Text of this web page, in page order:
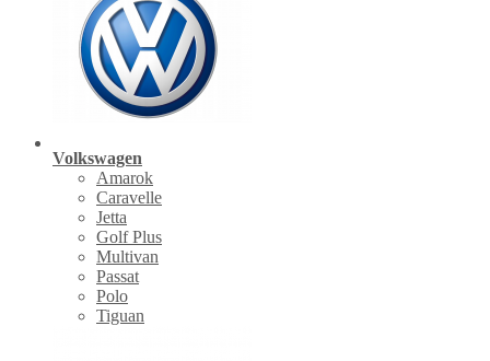
Volkswagen
Amarok
Caravelle
Jetta
Golf Plus
Multivan
Passat
Polo
Tiguan